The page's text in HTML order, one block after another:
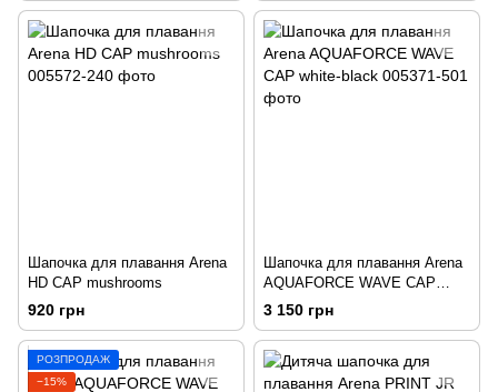
Шапочка для плавання Arena
HD CAP mushrooms
920 грн
Шапочка для плавання Arena
AQUAFORCE WAVE CAP
white-black
3 150 грн
РОЗПРОДАЖ
−15%